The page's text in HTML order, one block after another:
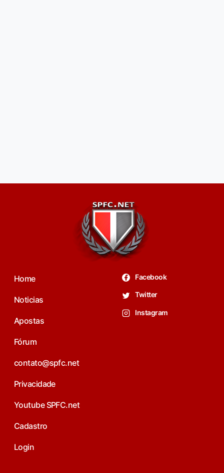
Home
Noticias
Apostas
Fórum
contato@spfc.net
Privacidade
Youtube SPFC.net
Cadastro
Login
Facebook
Twitter
Instagram